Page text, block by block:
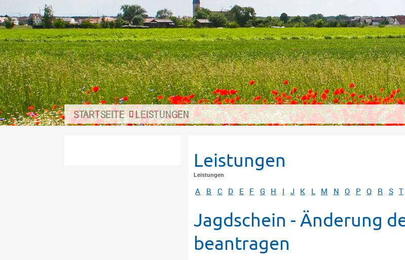
STARTSEITE LEISTUNGEN
Leistungen
Leistungen
A B C D E F G H I J K L M N O P Q R S T
Jagdschein - Änderung
beantragen